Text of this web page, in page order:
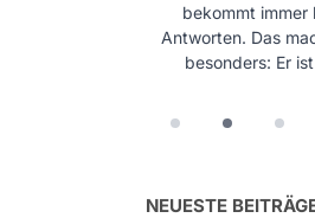
bekommt immer
Antworten. Das
besonders: Er
NEUESTE